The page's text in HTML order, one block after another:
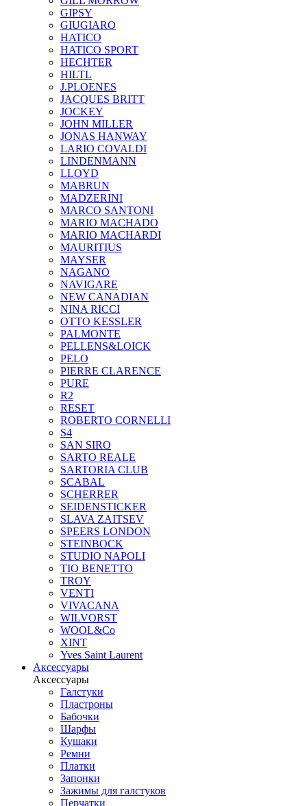
GIPSY
GIUGIARO
HATICO
HATICO SPORT
HECHTER
HILTL
J.PLOENES
JAСQUES BRITT
JOCKEY
JOHN MILLER
JONAS HANWAY
LARIO COVALDI
LINDENMANN
LLOYD
MABRUN
MADZERINI
MARCO SANTONI
MARIO MACHADO
MARIO MACHARDI
MAURITIUS
MAYSER
NAGANO
NAVIGARE
NEW CANADIAN
NINA RICCI
OTTO KESSLER
PALMONTE
PELLENS&LOICK
PELO
PIERRE CLARENCE
PURE
R2
RESET
ROBERTO CORNELLI
S4
SAN SIRO
SARTO REALE
SARTORIA CLUB
SCABAL
SCHERRER
SEIDENSTICKER
SLAVA ZAITSEV
SPEERS LONDON
STEINBOCK
STUDIO NAPOLI
TIO BENETTO
TROY
VENTI
VIVACANA
WILVORST
WOOL&Co
XINT
Yves Saint Laurent
Аксессуары
Аксессуары
Галстуки
Пластроны
Бабочки
Шарфы
Кушаки
Ремни
Платки
Запонки
Зажимы для галстуков
Перчатки